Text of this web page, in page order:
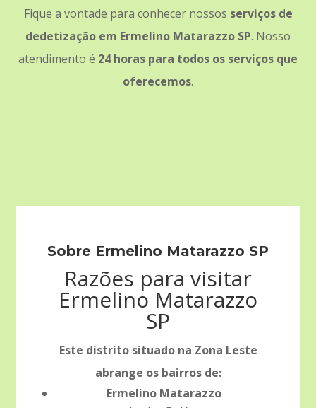
Fique a vontade para conhecer nossos serviços de
dedetização em Ermelino Matarazzo SP. Nosso
atendimento é 24 horas para todos os serviços que
oferecemos.
Sobre Ermelino Matarazzo SP
Razões para visitar
Ermelino Matarazzo
SP
Este distrito situado na Zona Leste
abrange os bairros de:
Ermelino Matarazzo